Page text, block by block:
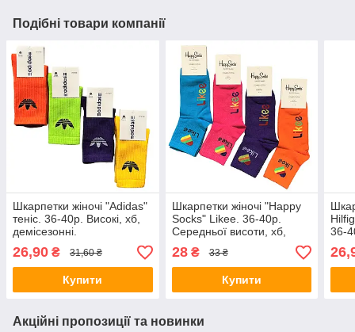
Подібні товари компанії
Шкарпетки жіночі "Adidas"
теніс. 36-40р. Високі, хб,
демісезонні.
26,90 ₴ 31,60 ₴
Купити
Шкарпетки жіночі "Happy
Socks" Likee. 36-40р.
Середньої висоти, хб,
демісезонні.
28₴ 33 ₴
Купити
36-
Акційні пропозиції та новинки